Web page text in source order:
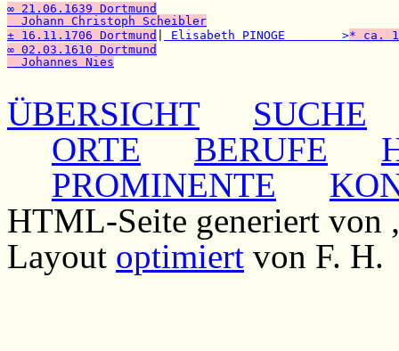
∞ 21.06.1639 Dortmund
Johann Christoph Scheibler
± 16.11.1706 Dortmund
Elisabeth PINOGE        >* ca.
∞ 02.03.1610 Dortmund
Johannes Nies
ÜBERSICHT
SUCHE
ORTE
BERUFE
PROMINENTE
HTML-Seite generiert von
Layout optimiert von F. H.